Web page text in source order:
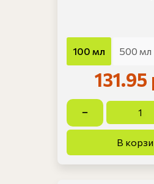
100 мл 500 мл
131.95